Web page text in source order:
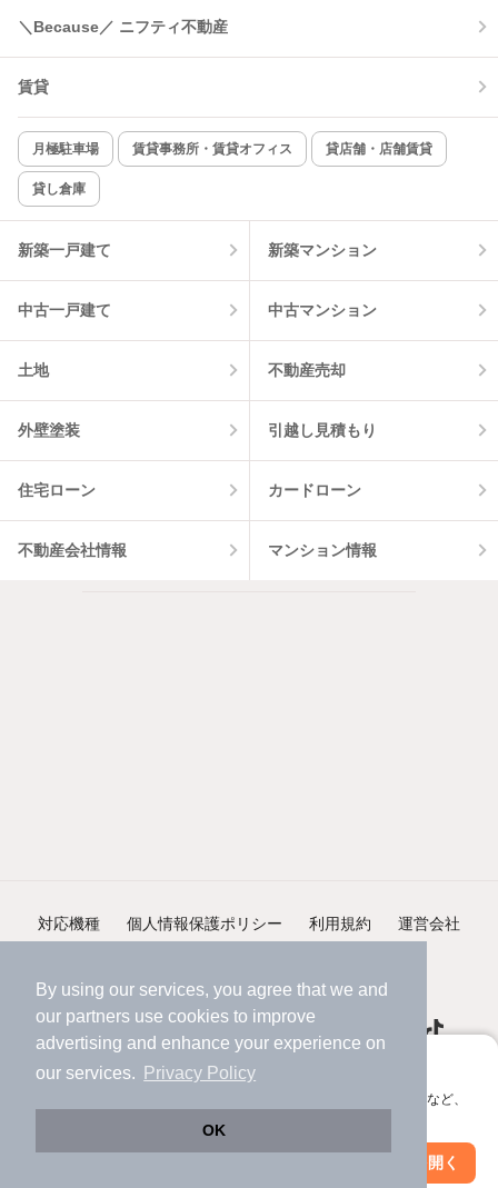
By using our services, you agree that we and
our partners use cookies to improve
advertising and enhance your experience on
our services.
Privacy Policy
OK
アプリに切り替えて、サクサクお部屋探し
会員登録なしですぐ使える。マップ検索やお気に入り保存など、
アプリを開く
絞り込み条件を変更
コンロ2口以上
新着のみ インターネット無料
該当件数:
2件
＼Because／ ニフティ不動産
賃貸
月極駐車場 賃貸事務所・賃貸オフィス 貸店舗・店舗賃貸
貸し倉庫
新築一戸建て 新築マンション
中古一戸建て 中古マンション
土地 不動産売却
外壁塗装 引越し見積もり
住宅ローン カードローン
不動産会社情報 マンション情報
対応機種 個人情報保護ポリシー 利用規約 運営会社
©NIFTY Lifestyle Co., Ltd.